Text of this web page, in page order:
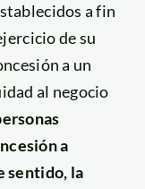
a fin
de su
a un
al negocio
a
sentido, la